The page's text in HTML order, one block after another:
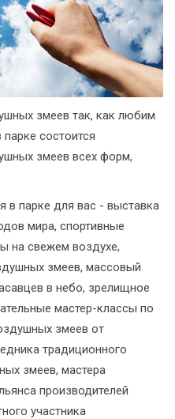
змеев так, как любим
состоится
змеев всех форм,
в парке для вас - выставка
мира, спортивные
на свежем воздухе,
змеев, массовый
в небо, зрелищное
мастер-классы по
змеев от
традиционного
змеев, мастера
производителей
участника